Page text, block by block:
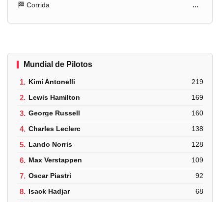
🏁 Corrida ...
Mundial de Pilotos
1. Kimi Antonelli 219
2. Lewis Hamilton 169
3. George Russell 160
4. Charles Leclerc 138
5. Lando Norris 128
6. Max Verstappen 109
7. Oscar Piastri 92
8. Isack Hadjar 68